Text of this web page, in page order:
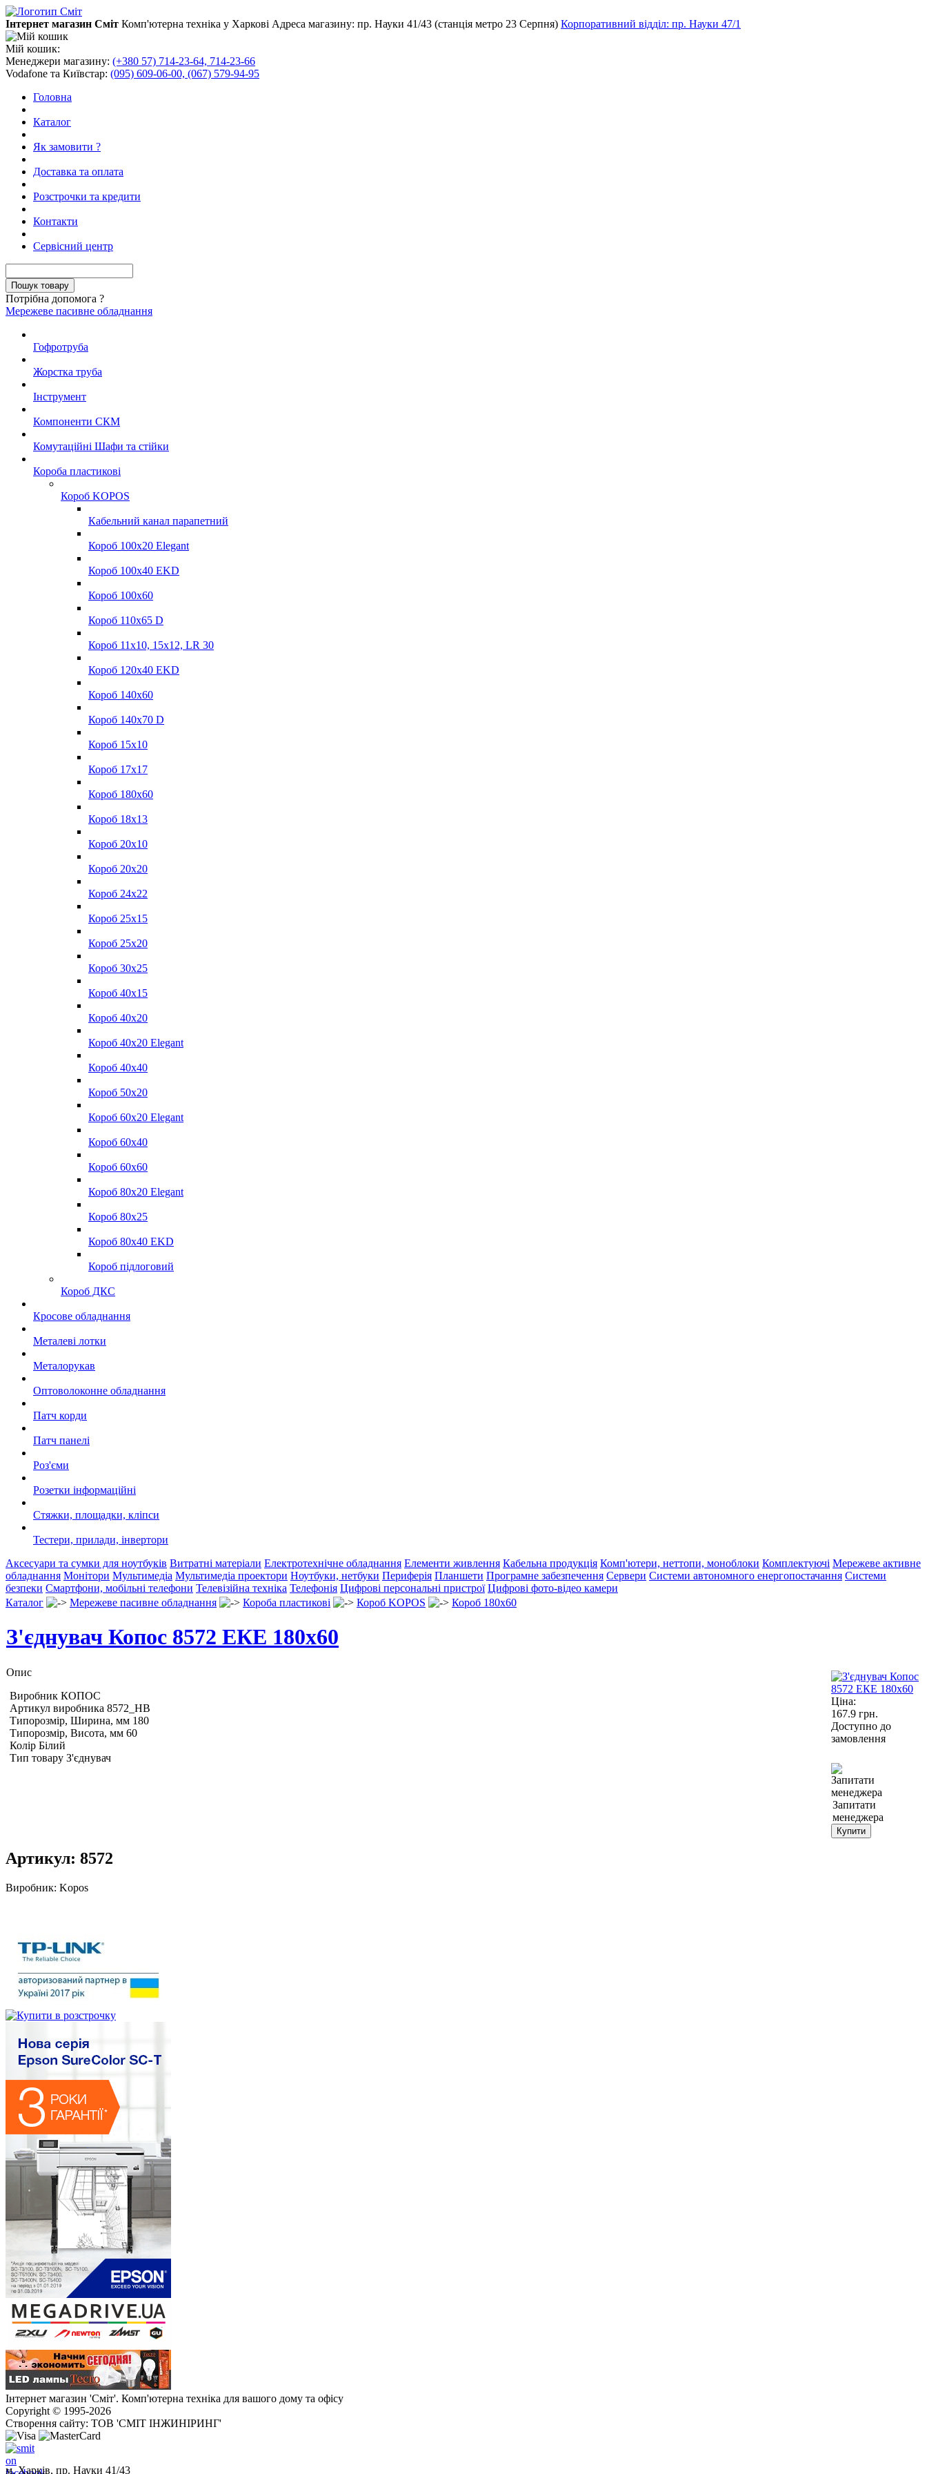
Інтернет магазин Сміт Комп'ютерна техніка у Харкові Адреса магазину: пр. Науки 41/43 (станція метро 23 Серпня) Корпоративний відділ: пр. Науки 47/1
Мій кошик:
Менеджери магазину: (+380 57) 714-23-64, 714-23-66
Vodafone та Київстар: (095) 609-06-00, (067) 579-94-95
Головна
Каталог
Як замовити ?
Доставка та оплата
Розстрочки та кредити
Контакти
Сервісний центр
Потрібна допомога ?
Мережеве пасивне обладнання
Гофротруба
Жорстка труба
Інструмент
Компоненти СКМ
Комутаційні Шафи та стійки
Короба пластикові
Короб KOPOS
Кабельний канал парапетний
Короб 100x20 Elegant
Короб 100x40 EKD
Короб 100x60
Короб 110x65 D
Короб 11x10, 15x12, LR 30
Короб 120x40 EKD
Короб 140x60
Короб 140x70 D
Короб 15x10
Короб 17х17
Короб 180x60
Короб 18x13
Короб 20x10
Короб 20x20
Короб 24x22
Короб 25x15
Короб 25x20
Короб 30x25
Короб 40x15
Короб 40x20
Короб 40x20 Elegant
Короб 40x40
Короб 50x20
Короб 60x20 Elegant
Короб 60x40
Короб 60x60
Короб 80x20 Elegant
Короб 80x25
Короб 80x40 EKD
Короб підлоговий
Короб ДКС
Кросове обладнання
Металеві лотки
Металорукав
Оптоволоконне обладнання
Патч корди
Патч панелі
Роз'єми
Розетки інформаційні
Стяжки, площадки, кліпси
Тестери, прилади, інвертори
Аксесуари та сумки для ноутбуків Витратні матеріали Електротехнічне обладнання Елементи живлення Кабельна продукція Комп'ютери, неттопи, моноблоки Комплектуючі Мережеве активне
обладнання Монітори Мультимедіа Мультимедіа проектори Ноутбуки, нетбуки Периферія Планшети Програмне забезпечення Сервери Системи автономного енергопостачання Системи
безпеки Смартфони, мобільні телефони Телевізійна техніка Телефонія Цифрові персональні пристрої Цифрові фото-відео камери
Каталог
Мережеве пасивне обладнання Короба пластикові Короб KOPOS Короб 180x60
З'єднувач Копос 8572 ЕКЕ 180х60
Опис
Виробник КОПОС
Артикул виробника 8572_HB
Типорозмір, Ширина, мм 180
Типорозмір, Висота, мм 60
Колір Білий
Тип товару З'єднувач
Ціна:
167.9 грн.
Доступно до
замовлення
Запитати
менеджера
Купити
Артикул: 8572
Виробник: Kopos
Інтернет магазин 'Сміт'. Комп'ютерна техніка для вашого дому та офісу
Copyright © 1995-2026
Створення сайту: ТОВ 'СМІТ ІНЖИНІРИНГ'
м. Харків, пр. Науки 41/43